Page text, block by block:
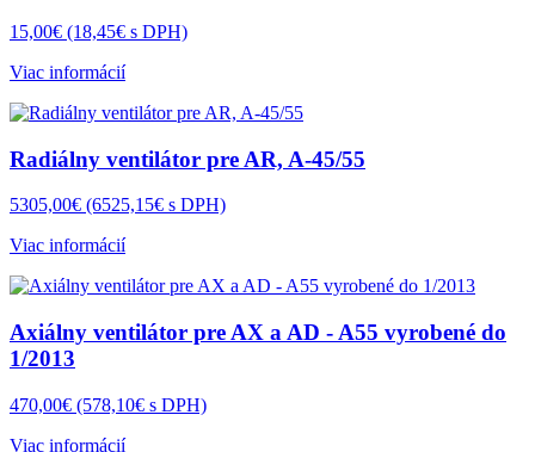
15,00€ (18,45€ s DPH)
Viac informácií
Radiálny ventilátor pre AR, A-45/55
5305,00€ (6525,15€ s DPH)
Viac informácií
Axiálny ventilátor pre AX a AD - A55 vyrobené do
1/2013
470,00€ (578,10€ s DPH)
Viac informácií